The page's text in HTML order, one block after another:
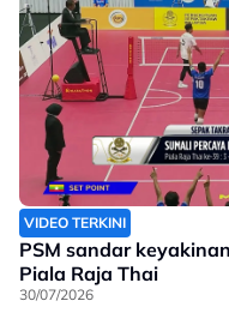
VIDEO TERKINI
PSM sandar
Piala Raja Thai
30/07/2026